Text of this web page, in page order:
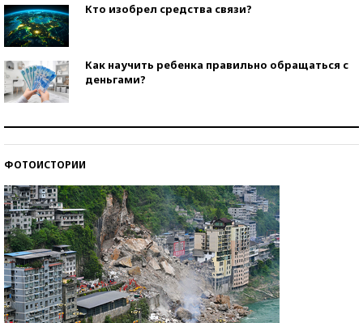
Кто изобрел средства связи?
Как научить ребенка правильно обращаться с
деньгами?
ФОТОИСТОРИИ